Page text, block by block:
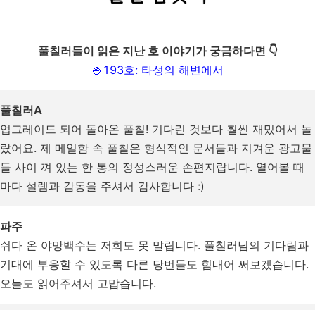
풀칠러들이 읽은 지난 호 이야기가 궁금하다면 👇
🍚193호: 타성의 해변에서
풀칠러A
업그레이드 되어 돌아온 풀칠! 기다린 것보다 훨씬 재밌어서 놀
랐어요. 제 메일함 속 풀칠은 형식적인 문서들과 지겨운 광고물
들 사이 껴 있는 한 통의 정성스러운 손편지랍니다. 열어볼 때
마다 설렘과 감동을 주셔서 감사합니다 :)
파주
쉬다 온 야망백수는 저희도 못 말립니다. 풀칠러님의 기다림과
기대에 부응할 수 있도록 다른 당번들도 힘내어 써보겠습니다.
오늘도 읽어주셔서 고맙습니다.